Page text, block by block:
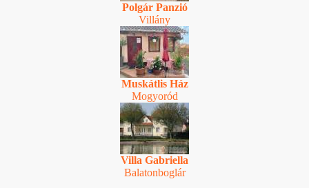
Polgár Panzió
Villány
Muskátlis Ház
Mogyoród
Villa Gabriella
Balatonboglár